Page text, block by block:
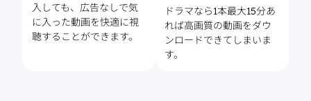
入しても、広告なしで気
に入った動画を快適に視
聴することができます。
ドラマなら1本最大15分あ
れば高画質の動画をダウ
ンロードできてしまいま
す。